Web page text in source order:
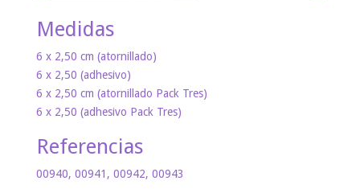
Medidas
6 x 2,50 cm (atornillado)
6 x 2,50 (adhesivo)
6 x 2,50 cm (atornillado Pack Tres)
6 x 2,50 (adhesivo Pack Tres)
Referencias
00940, 00941, 00942, 00943